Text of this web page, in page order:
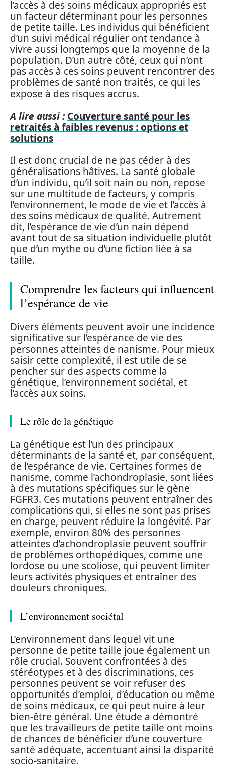
l’accès à des soins médicaux appropriés est
un facteur déterminant pour les personnes
de petite taille. Les individus qui bénéficient
d’un suivi médical régulier ont tendance à
vivre aussi longtemps que la moyenne de la
population. D’un autre côté, ceux qui n’ont
pas accès à ces soins peuvent rencontrer des
problèmes de santé non traités, ce qui les
expose à des risques accrus.
A lire aussi : Couverture santé pour les
retraités à faibles revenus : options et
solutions
Il est donc crucial de ne pas céder à des
généralisations hâtives. La santé globale
d’un individu, qu’il soit nain ou non, repose
sur une multitude de facteurs, y compris
l’environnement, le mode de vie et l’accès à
des soins médicaux de qualité. Autrement
dit, l’espérance de vie d’un nain dépend
avant tout de sa situation individuelle plutôt
que d’un mythe ou d’une fiction liée à sa
taille.
Comprendre les facteurs qui influencent
l’espérance de vie
Divers éléments peuvent avoir une incidence
significative sur l’espérance de vie des
personnes atteintes de nanisme. Pour mieux
saisir cette complexité, il est utile de se
pencher sur des aspects comme la
génétique, l’environnement sociétal, et
l’accès aux soins.
Le rôle de la génétique
La génétique est l’un des principaux
déterminants de la santé et, par conséquent,
de l’espérance de vie. Certaines formes de
nanisme, comme l’achondroplasie, sont liées
à des mutations spécifiques sur le gène
FGFR3. Ces mutations peuvent entraîner des
complications qui, si elles ne sont pas prises
en charge, peuvent réduire la longévité. Par
exemple, environ 80% des personnes
atteintes d’achondroplasie peuvent souffrir
de problèmes orthopédiques, comme une
lordose ou une scoliose, qui peuvent limiter
leurs activités physiques et entraîner des
douleurs chroniques.
L’environnement sociétal
L’environnement dans lequel vit une
personne de petite taille joue également un
rôle crucial. Souvent confrontées à des
stéréotypes et à des discriminations, ces
personnes peuvent se voir refuser des
opportunités d’emploi, d’éducation ou même
de soins médicaux, ce qui peut nuire à leur
bien-être général. Une étude a démontré
que les travailleurs de petite taille ont moins
de chances de bénéficier d’une couverture
santé adéquate, accentuant ainsi la disparité
socio-sanitaire.